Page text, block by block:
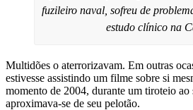
fuzileiro naval, sofreu de
estudo clínico na
Multidões o aterrorizavam. Em outras
estivesse assistindo um filme sobre si
momento de 2004, durante um tiroteio
aproximava-se de seu pelotão.